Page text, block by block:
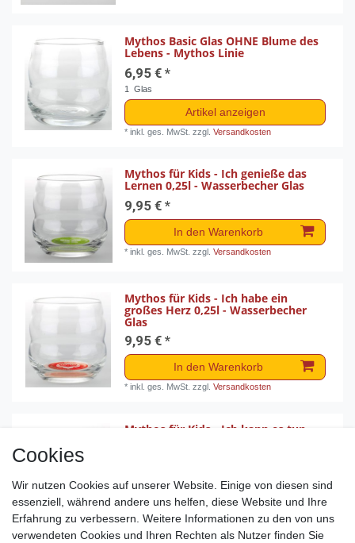
Mythos Basic Glas OHNE Blume des
Lebens - Mythos Linie
6,95 € *
1 Glas
Artikel anzeigen
*inkl. ges. MwSt. zzgl.Versandkosten
Mythos für Kids - Ich genieße das
Lernen 0,25l - Wasserbecher Glas
9,95 € *
In den Warenkorb
*inkl. ges. MwSt. zzgl.Versandkosten
Mythos für Kids - Ich habe ein
großes Herz 0,25l - Wasserbecher
Glas
9,95 € *
In den Warenkorb
*inkl. ges. MwSt. zzgl.Versandkosten
Mythos für Kids - Ich kann es tun
In den Warenkorb
*inkl. ges. MwSt.zzgl.Versandkosten
Cookies
Wir nutzen Cookies auf unserer Website. Einige von diesen sind
essenziell, während andere uns helfen, diese Website und Ihre
Erfahrung zu verbessern. Weitere Informationen zu den von uns
verwendeten Cookies und Ihren Rechten als Nutzer finden Sie